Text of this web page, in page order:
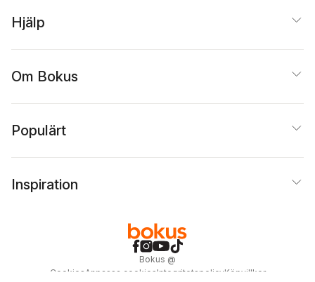
Hjälp
Om Bokus
Populärt
Inspiration
Bokus @
Cookies Anpassa cookies IntegritetspolicyKöpvillkor